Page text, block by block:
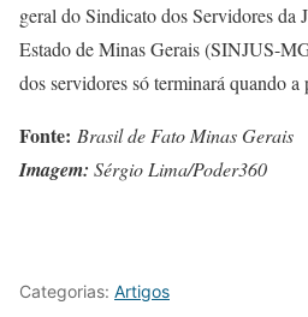
geral do Sindicato dos Servidores da
Estado de Minas Gerais (SINJUS-
dos servidores só terminará quando a
Fonte: Brasil de Fato Minas Gerais
Imagem: Sérgio Lima/Poder360
Categorias: Artigos